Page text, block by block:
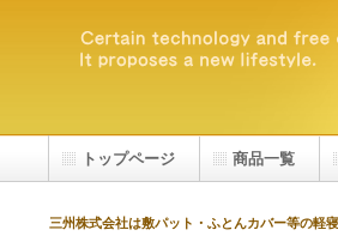
三州株式会社は敷パット・ふとんカバー等の軽
トップページ 商品一覧